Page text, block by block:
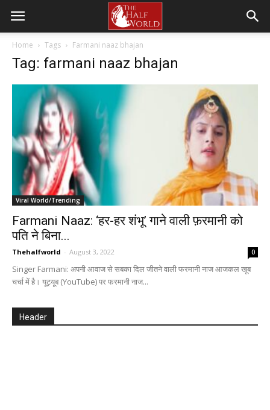
Home Tags Farmani naaz bhajan
Tag: farmani naaz bhajan
Viral World/Trending
Farmani Naaz: ‘हर-हर शंभू’ गाने वाली फ़रमानी को
पति ने बिना...
Thehalfworld - August 3, 2022 0
Singer Farmani: अपनी आवाज से सबका दिल जीतने वाली फरमानी नाज आजकल खूब
चर्चा में है। यूट्यूब (YouTube) पर फरमानी नाज...
Header